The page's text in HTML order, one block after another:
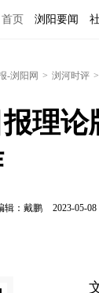
首页 浏阳要闻
-浏阳网 > 浏河时评 >
理论
辑：戴鹏 2023-05-08